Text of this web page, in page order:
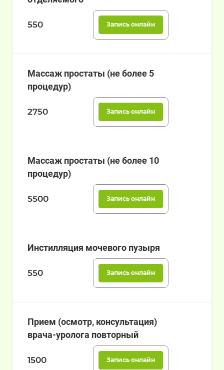
550 Запись онлайн
Массаж простаты (не более 5
процедур)
2750 Запись онлайн
Массаж простаты (не более 10
процедур)
5500 Запись онлайн
Инстилляция мочевого пузыря
550 Запись онлайн
Прием (осмотр, консультация)
врача-уролога повторный
1500 Запись онлайн